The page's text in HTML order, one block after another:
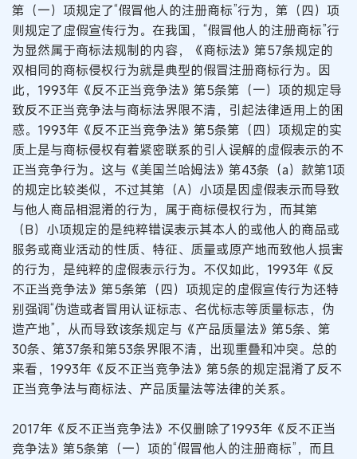
第（一）项规定了“假冒他人的注册商标”行为，第（四）项
则规定了虚假宣传行为。在我国，“假冒他人的注册商标”行
为显然属于商标法规制的内容，《商标法》第57条规定的
双相同的商标侵权行为就是典型的假冒注册商标行为。因
此，1993年《反不正当竞争法》第5条第（一）项的规定导
致反不正当竞争法与商标法界限不清，引起法律适用上的困
惑。1993年《反不正当竞争法》第5条第（四）项规定的实
质上是与商标侵权有着紧密联系的引人误解的虚假表示的不
正当竞争行为。这与《美国兰哈姆法》第43条（a）款第1项
的规定比较类似，不过其第（A）小项是因虚假表示而导致
与他人商品相混淆的行为，属于商标侵权行为，而其第
（B）小项规定的是纯粹错误表示其本人的或他人的商品或
服务或商业活动的性质、特征、质量或原产地而致他人损害
的行为，是纯粹的虚假表示行为。不仅如此，1993年《反
不正当竞争法》第5条第（四）项规定的虚假宣传行为还特
别强调“伪造或者冒用认证标志、名优标志等质量标志，伪
造产地”，从而导致该条规定与《产品质量法》第5条、第
30条、第37条和第53条界限不清，出现重叠和冲突。总的
来看，1993年《反不正当竞争法》第5条的规定混淆了反不
正当竞争法与商标法、产品质量法等法律的关系。
2017年《反不正当竞争法》不仅删除了1993年《反不正当
竞争法》第5条第（一）项的“假冒他人的注册商标”，而且